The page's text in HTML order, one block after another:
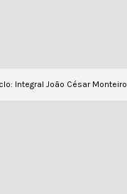
Integral João César Monteiro